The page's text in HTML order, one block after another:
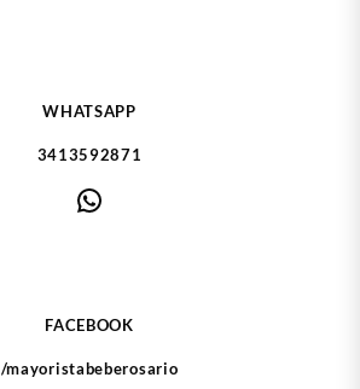
WHATSAPP
3413592871
WhatsApp
FACEBOOK
/mayoristabeberosario